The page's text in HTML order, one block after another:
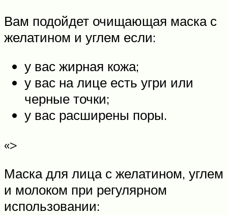
Вам подойдет очищающая маска с
желатином и углем если:
у вас жирная кожа;
у вас на лице есть угри или
черные точки;
у вас расширены поры.
«>
Маска для лица с желатином, углем
и молоком при регулярном
использовании: